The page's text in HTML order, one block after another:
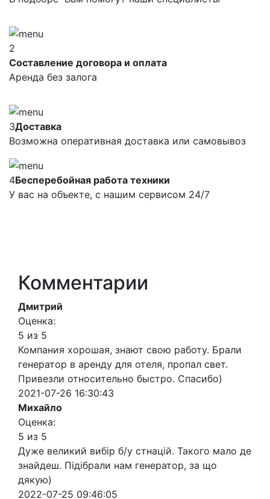
2
Составление договора и оплата
Аренда без залога
3Доставка
Возможна оперативная доставка или самовывоз
4Бесперебойная работа техники
У вас на объекте, с нашим сервисом 24/7
Комментарии
Дмитрий
Оценка:
5 из 5
Компания хорошая, знают свою работу. Брали
генератор в аренду для отеля, пропал свет.
Привезли относительно быстро. Спасибо)
2021-07-26 16:30:43
Михайло
Оценка:
5 из 5
Дуже великий вибір б/у стнацій. Такого мало де
знайдеш. Підібрали нам генератор, за що
дякую)
2022-07-25 09:46:05